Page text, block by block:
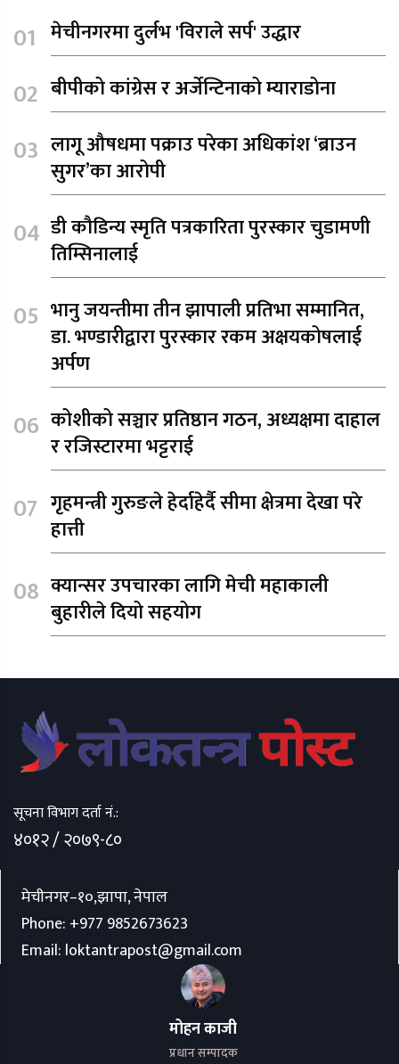
मेचीनगरमा दुर्लभ 'विराले सर्प' उद्धार
बीपीको कांग्रेस र अर्जेन्टिनाको म्याराडोना
लागू औषधमा पक्राउ परेका अधिकांश ‘ब्राउन
सुगर’का आरोपी
डी कौडिन्य स्मृति पत्रकारिता पुरस्कार चुडामणी
तिम्सिनालाई
भानु जयन्तीमा तीन झापाली प्रतिभा सम्मानित,
डा. भण्डारीद्वारा पुरस्कार रकम अक्षयकोषलाई
अर्पण
कोशीको सञ्चार प्रतिष्ठान गठन, अध्यक्षमा दाहाल
र रजिस्टारमा भट्टराई
गृहमन्त्री गुरुङले हेर्दाहेर्दै सीमा क्षेत्रमा देखा परे
हात्ती
क्यान्सर उपचारका लागि मेची महाकाली
बुहारीले दियो सहयोग
सूचना विभाग दर्ता नं.:
४०१२ / २०७९-८०
मेचीनगर–१०,झापा, नेपाल
Phone: +977 9852673623
Email: loktantrapost@gmail.com
मोहन काजी
प्रधान सम्पादक